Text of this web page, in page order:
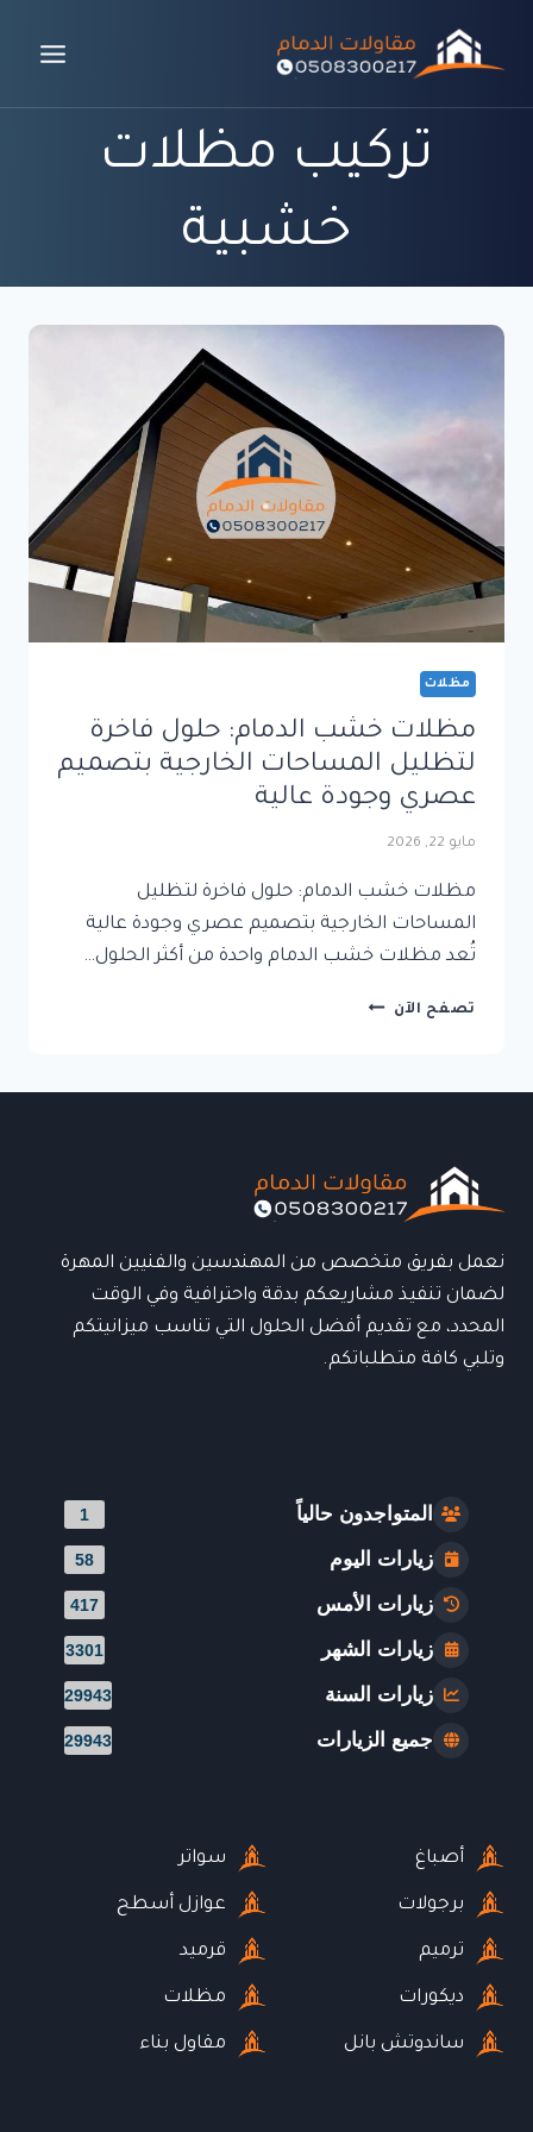
تركيب مظلات
خشبية
مظلات
مظلات خشب الدمام: حلول فاخرة
لتظليل المساحات الخارجية بتصميم
عصري وجودة عالية
مايو 22, 2026
مظلات خشب الدمام: حلول فاخرة لتظليل
المساحات الخارجية بتصميم عصري وجودة عالية
تُعد مظلات خشب الدمام واحدة من أكثر الحلول…
تصفح الآن مظلات
الخارجية
بتصميم
وجودة
نعمل بفريق متخصص من المهندسين والفنيين المهرة
لضمان تنفيذ مشاريعكم بدقة واحترافية وفي الوقت
المحدد، مع تقديم أفضل الحلول التي تناسب ميزانيتكم
وتلبي كافة متطلباتكم.
المتواجدون حالياً 1
زيارات اليوم 58
زيارات الأمس 417
زيارات الشهر 3301
زيارات السنة 29943
جميع الزيارات 29943
أصباغ
برجولات
ترميم
ديكورات
ساندوتش بانل
سواتر
عوازل أسطح
قرميد
مظلات
مقاول بناء